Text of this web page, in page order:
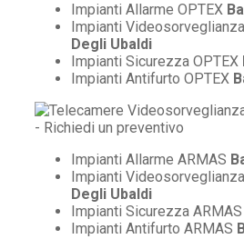
Impianti Allarme OPTEX
Impianti
Degli Ubaldi
Impianti Sicurezza OPTEX
Impianti Antifurto OPTEX
Impianti Allarme ARMAS
Impianti
Degli Ubaldi
Impianti Sicurezza ARMAS
Impianti Antifurto ARMAS